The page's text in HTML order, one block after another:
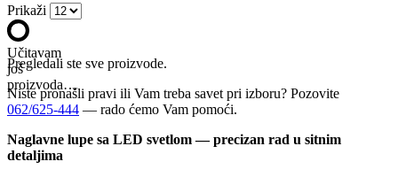
Prikaži
Učitavam
još
proizvoda…
Pregledali ste sve proizvode.
Niste pronašli pravi ili Vam treba savet pri izboru? Pozovite
062/625-444 — rado ćemo Vam pomoći.
Naglavne lupe sa LED svetlom — precizan rad u sitnim
detaljima